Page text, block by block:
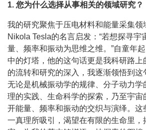
1. 您为什么选择从事相关的领域研究？
我的研究聚焦于压电材料和能量采集领
Nikola Tesla的名言启发：“若想探寻宇
量、频率和振动为思维之维。”自童年
中的灯塔，他的这句话更是我科研路上
的流转和研究的深入，我逐渐领悟到
无论是机械振动学的规律、分子动力学
理的实践、生命科学的探索，乃至宇宙
开能量、频率和振动的交织与演绎。这
一真理所吸引，渴望在有限的生命里，